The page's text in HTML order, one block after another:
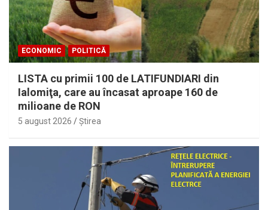
ECONOMIC POLITICĂ
LISTA cu primii 100 de LATIFUNDIARI din
Ialomiţa, care au încasat aproape 160 de
milioane de RON
5 august 2026 Ştirea